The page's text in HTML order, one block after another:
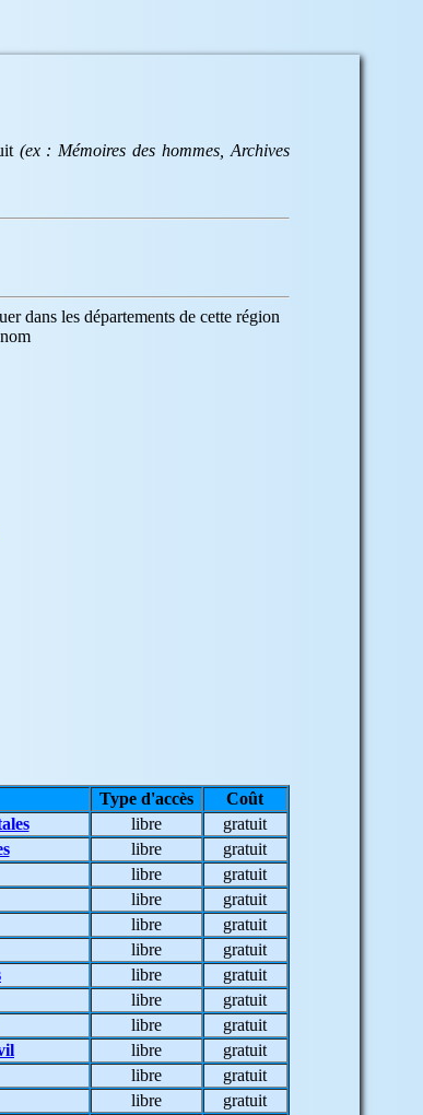
(ex : Mémoires des hommes, Archives
dans les départements de cette région
Type d'accès
Coût
libre
gratuit
libre
gratuit
libre
gratuit
libre
gratuit
libre
gratuit
libre
gratuit
libre
gratuit
libre
gratuit
libre
gratuit
libre
gratuit
libre
gratuit
libre
gratuit